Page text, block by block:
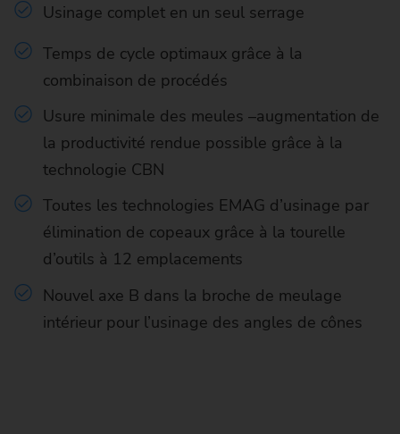
Usinage complet en un seul serrage
Temps de cycle optimaux grâce à la
combinaison de procédés
Usure minimale des meules –augmentation de
la productivité rendue possible grâce à la
technologie CBN
Toutes les technologies EMAG d’usinage par
élimination de copeaux grâce à la tourelle
d’outils à 12 emplacements
Nouvel axe B dans la broche de meulage
intérieur pour l’usinage des angles de cônes